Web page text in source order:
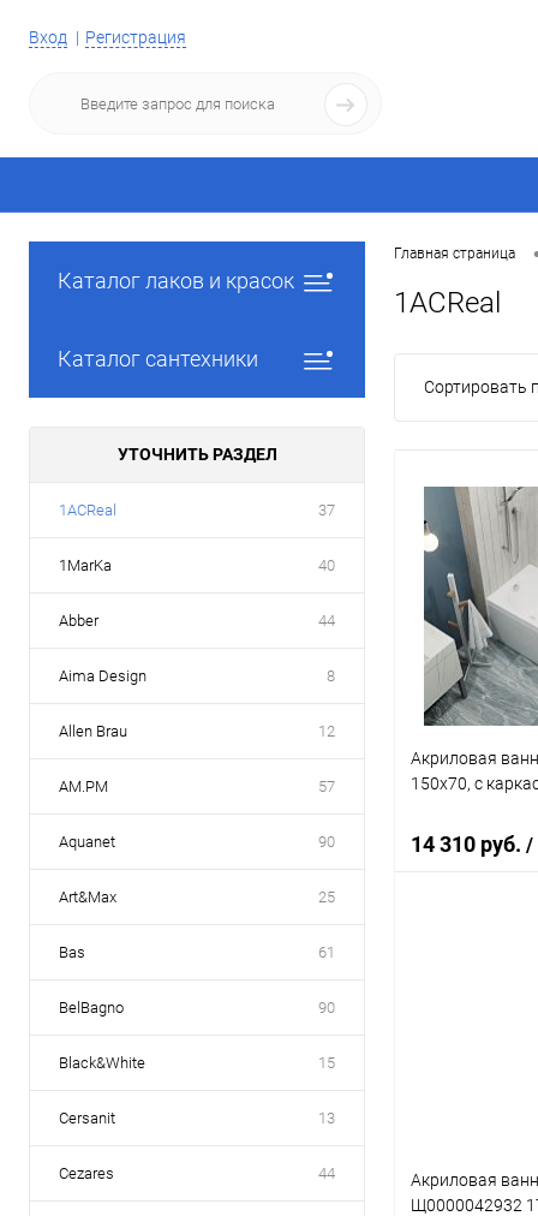
Вход Регистрация
Каталог лаков и красок
Каталог сантехники
УТОЧНИТЬ РАЗДЕЛ
1ACReal 37
1MarKa 40
Abber 44
Aima Design 8
Allen Brau 12
AM.PM 57
Aquanet 90
Art&Max 25
Bas 61
BelBagno 90
Black&White 15
Cersanit 13
Cezares 44
Главная страница
1ACReal
Сортировать
Акриловая
150x70, с
14 310 руб. /
Акриловая
Щ0000042932